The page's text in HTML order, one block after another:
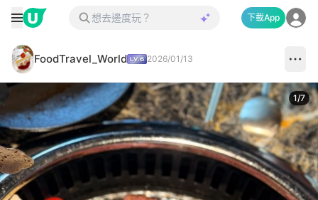
下載App
FoodTravel_World 2026/01/13
1/7